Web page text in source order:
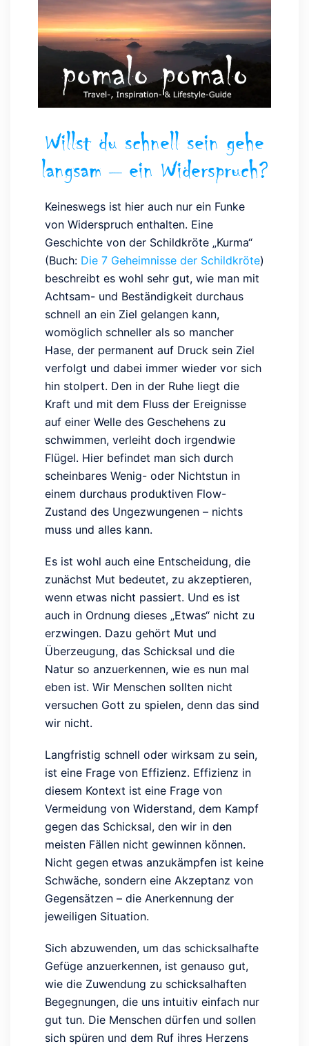
Willst du schnell sein gehe
langsam – ein Widerspruch?
Keineswegs ist hier auch nur ein Funke
von Widerspruch enthalten. Eine
Geschichte von der Schildkröte „Kurma“
(Buch: Die 7 Geheimnisse der Schildkröte)
beschreibt es wohl sehr gut, wie man mit
Achtsam- und Beständigkeit durchaus
schnell an ein Ziel gelangen kann,
womöglich schneller als so mancher
Hase, der permanent auf Druck sein Ziel
verfolgt und dabei immer wieder vor sich
hin stolpert. Den in der Ruhe liegt die
Kraft und mit dem Fluss der Ereignisse
auf einer Welle des Geschehens zu
schwimmen, verleiht doch irgendwie
Flügel. Hier befindet man sich durch
scheinbares Wenig- oder Nichtstun in
einem durchaus produktiven Flow-
Zustand des Ungezwungenen – nichts
muss und alles kann.
Es ist wohl auch eine Entscheidung, die
zunächst Mut bedeutet, zu akzeptieren,
wenn etwas nicht passiert. Und es ist
auch in Ordnung dieses „Etwas“ nicht zu
erzwingen. Dazu gehört Mut und
Überzeugung, das Schicksal und die
Natur so anzuerkennen, wie es nun mal
eben ist. Wir Menschen sollten nicht
versuchen Gott zu spielen, denn das sind
wir nicht.
Langfristig schnell oder wirksam zu sein,
ist eine Frage von Effizienz. Effizienz in
diesem Kontext ist eine Frage von
Vermeidung von Widerstand, dem Kampf
gegen das Schicksal, den wir in den
meisten Fällen nicht gewinnen können.
Nicht gegen etwas anzukämpfen ist keine
Schwäche, sondern eine Akzeptanz von
Gegensätzen – die Anerkennung der
jeweiligen Situation.
Sich abzuwenden, um das schicksalhafte
Gefüge anzuerkennen, ist genauso gut,
wie die Zuwendung zu schicksalhaften
Begegnungen, die uns intuitiv einfach nur
gut tun. Die Menschen dürfen und sollen
sich spüren und dem Ruf ihres Herzens